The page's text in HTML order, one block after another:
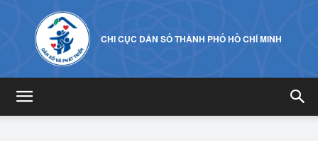
CHI CỤC DÂN SỐ THÀNH PHỐ HỒ CHÍ MINH